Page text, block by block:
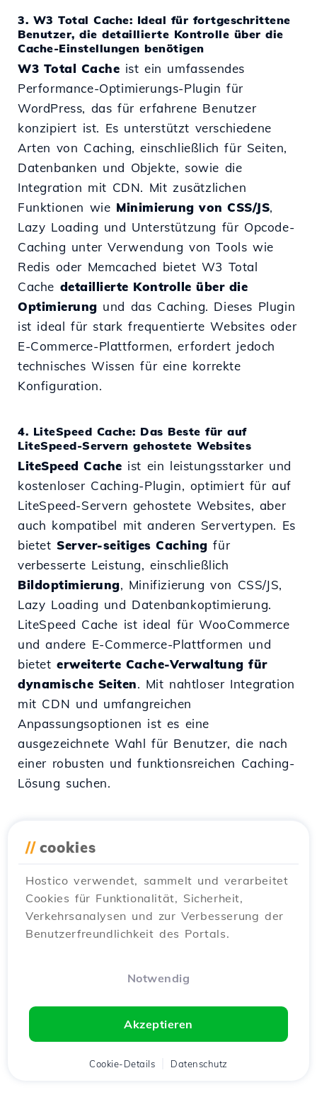
3. W3 Total Cache: Ideal für fortgeschrittene
Benutzer, die detaillierte Kontrolle über die
Cache-Einstellungen benötigen
W3 Total Cache ist ein umfassendes
Performance-Optimierungs-Plugin für
WordPress, das für erfahrene Benutzer
konzipiert ist. Es unterstützt verschiedene
Arten von Caching, einschließlich für Seiten,
Datenbanken und Objekte, sowie die
Integration mit CDN. Mit zusätzlichen
Funktionen wie Minimierung von CSS/JS,
Lazy Loading und Unterstützung für Opcode-
Caching unter Verwendung von Tools wie
Redis oder Memcached bietet W3 Total
Cache detaillierte Kontrolle über die
Optimierung und das Caching. Dieses Plugin
ist ideal für stark frequentierte Websites oder
E-Commerce-Plattformen, erfordert jedoch
technisches Wissen für eine korrekte
Konfiguration.
4. LiteSpeed Cache: Das Beste für auf
LiteSpeed-Servern gehostete Websites
LiteSpeed Cache ist ein leistungsstarker und
kostenloser Caching-Plugin, optimiert für auf
LiteSpeed-Servern gehostete Websites, aber
auch kompatibel mit anderen Servertypen. Es
bietetServer-seitiges Caching für
verbesserte Leistung, einschließlich
Bildoptimierung, Minifizierung von CSS/JS,
Lazy Loading und Datenbankoptimierung.
LiteSpeed Cache ist ideal für WooCommerce
und andere E-Commerce-Plattformen und
bieteterweiterte Cache-Verwaltung für
dynamische Seiten. Mit nahtloser Integration
mit CDN und umfangreichen
Anpassungsoptionen ist es eine
ausgezeichnete Wahl für Benutzer, die nach
einer robusten und funktionsreichen Caching-
Lösung suchen.
Die Installation und Einrichtung
des Litespeed-Cache-Plugins
Tutorials / WordPress
des Litespeed-Cache-Moduls vorstellen.
3
Ansichten 2597
Veröffentlicht am 05/08/2025
// cookies
Hostico verwendet, sammelt und verarbeitet
Cookies für Funktionalität, Sicherheit,
Verkehrsanalysen und zur Verbesserung der
Benutzerfreundlichkeit des Portals.
Notwendig
Akzeptieren
Cookie-Details Datenschutz